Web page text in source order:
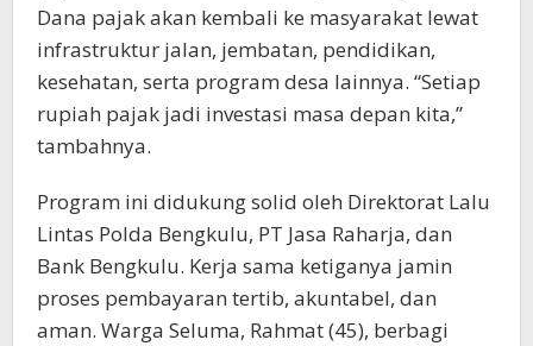
Dana pajak akan kembali ke masyarakat lewat
infrastruktur jalan, jembatan, pendidikan,
kesehatan, serta program desa lainnya. “Setiap
rupiah pajak jadi investasi masa depan kita,”
tambahnya.
Program ini didukung solid oleh Direktorat Lalu
Lintas Polda Bengkulu, PT Jasa Raharja, dan
Bank Bengkulu. Kerja sama ketiganya jamin
proses pembayaran tertib, akuntabel, dan
aman. Warga Seluma, Rahmat (45), berbagi